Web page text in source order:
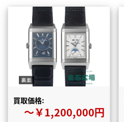
買取価格:
〜￥1,200,000円